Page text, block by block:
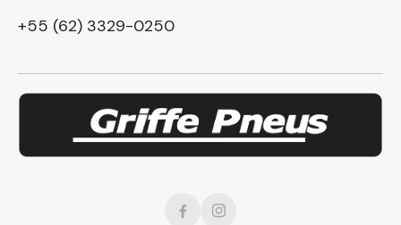
+55 (62) 3329-0250